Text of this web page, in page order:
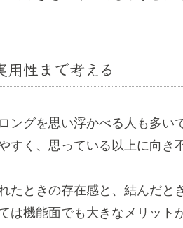
用性まで考える
ングを思い浮かべる人も多い
すく、思っている以上に向き
たときの存在感と、結んだ
は機能面でも大きなメリット